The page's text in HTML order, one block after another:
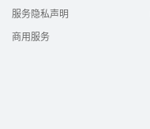
服务隐私声明
商用服务